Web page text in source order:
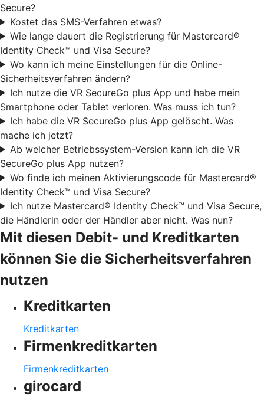
Secure?
Kostet das SMS-Verfahren etwas?
Wie lange dauert die Registrierung für Mastercard®
Identity Check™ und Visa Secure?
Wo kann ich meine Einstellungen für die Online-
Sicherheitsverfahren ändern?
Ich nutze die VR SecureGo plus App und habe mein
Smartphone oder Tablet verloren. Was muss ich tun?
Ich habe die VR SecureGo plus App gelöscht. Was
mache ich jetzt?
Ab welcher Betriebssystem-Version kann ich die VR
SecureGo plus App nutzen?
Wo finde ich meinen Aktivierungscode für Mastercard®
Identity Check™ und Visa Secure?
Ich nutze Mastercard® Identity Check™ und Visa Secure,
die Händlerin oder der Händler aber nicht. Was nun?
Mit diesen Debit- und Kreditkarten
können Sie die Sicherheitsverfahren
nutzen
Kreditkarten
Kreditkarten
Firmenkreditkarten
Firmenkreditkarten
girocard